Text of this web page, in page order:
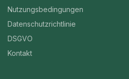
Nutzungsbedingungen
Datenschutzrichtlinie
DSGVO
Kontakt